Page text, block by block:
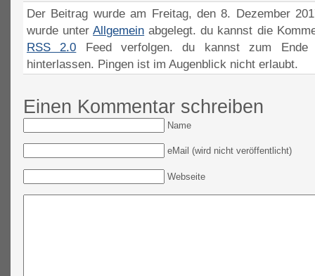
Der Beitrag wurde am Freitag, den 8. Dezember
wurde unterAllgemein abgelegt. du kannst die
RSS 2.0 Feed verfolgen. du kannst zum Ende
hinterlassen. Pingen ist im Augenblick nicht erlaubt.
Einen Kommentar schreiben
Name
eMail (wird nicht veröffentlicht)
Webseite